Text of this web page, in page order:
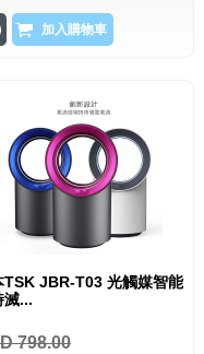
加入購物車
TSK JBR-T03 光觸媒智能
滅...
798.00